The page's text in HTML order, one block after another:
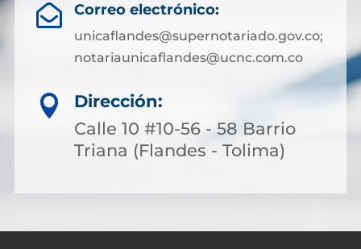
 Correo electrónico:
unicaflandes@supernotariado.gov.co;
notariaunicaflandes@ucnc.com.co

Dirección:
Calle 10 #10-56 - 58 Barrio
Triana (Flandes - Tolima)